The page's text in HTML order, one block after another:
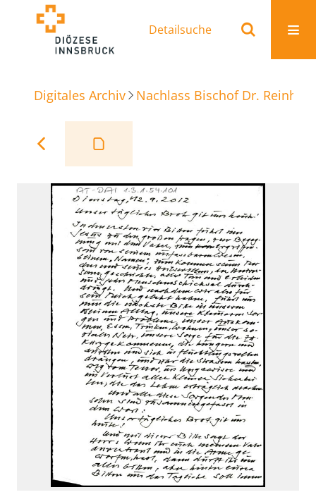
Detailsuche
Digitales Archiv Nachlass Bischof Dr.